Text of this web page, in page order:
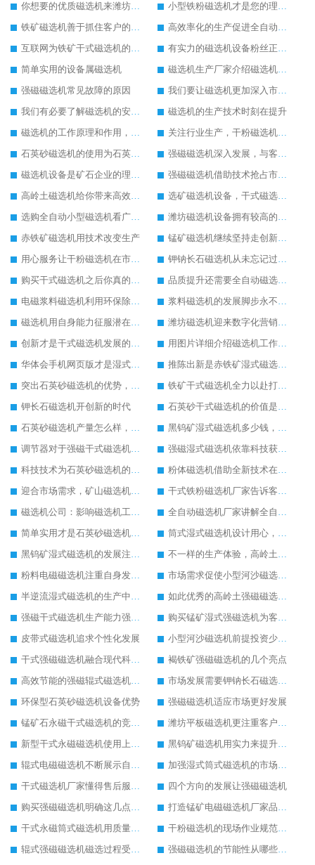
你想要的优质磁选机来潍坊找华体会手机网页版-华体会(中国)
小型铁粉磁选机才是您的理想设备
铁矿磁选机善于抓住客户的心里需求
高效率化的生产促进全自动磁选机的发展
互联网为铁矿干式磁选机的销售提供了便利
有实力的磁选机设备粉丝正在暴增
简单实用的设备属磁选机
磁选机生产厂家介绍磁选机的使用范围
强磁磁选机常见故障的原因
我们要让磁选机更加深入市场发展
我们有必要了解磁选机的安全技术操作方法
磁选机的生产技术时刻在提升
磁选机的工作原理和作用，磁选机是为企业奋斗的
关注行业生产，干粉磁选机更适合市场使用
石英砂磁选机的使用为石英砂除铁带来较好的发展
强磁磁选机深入发展，与客户共创美好明天
磁选机设备是矿石企业的理想设备
强磁磁选机借助技术抢占市场，强磁磁选机电话
高岭土磁选机给你带来高效率生产
选矿磁选机设备，干式磁选机未来发展怎么样
选购全自动小型磁选机看广告不如看实力
潍坊磁选机设备拥有较高的社会地位
赤铁矿磁选机用技术改变生产
锰矿磁选机继续坚持走创新之路
用心服务让干粉磁选机在市场中发展更好
钾钠长石磁选机从未忘记过坚持环保生产的任务
购买干式磁选机之后你真的做过保养工作吗
品质提升还需要全自动磁选机的自动化生产为主
电磁浆料磁选机利用环保除铁方式进行工作
浆料磁选机的发展脚步永不停歇
磁选机用自身能力征服潜在客户
潍坊磁选机迎来数字化营销时代
创新才是干式磁选机发展的关键
用图片详细介绍磁选机工作原理
华体会手机网页版才是湿式磁选机内在比较好的宣传
推陈出新是赤铁矿湿式磁选机发展的关键
突出石英砂磁选机的优势，让其生产更加方便
铁矿干式磁选机全力以赴打造销售巅峰
钾长石磁选机开创新的时代
石英砂干式磁选机的价值是不可估量的
石英砂磁选机产量怎么样，效果怎么样
黑钨矿湿式磁选机多少钱，生产厂家推荐
调节器对于强磁干式磁选机的重要性
强磁湿式磁选机依靠科技获得新发展
科技技术为石英砂磁选机的发展提供技术支持
粉体磁选机借助全新技术在市场中稳定发展
迎合市场需求，矿山磁选机才有更大发展空间
干式铁粉磁选机厂家告诉客户干式铁粉磁选机应该这样保养
磁选机公司：影响磁选机工作效率的因素
全自动磁选机厂家讲解全自动磁选机的工作
简单实用才是石英砂磁选机发展的核心
筒式湿式磁选机设计用心，果断买入
黑钨矿湿式磁选机的发展注重自身服务
不一样的生产体验，高岭土磁选机
粉料电磁磁选机注重自身发展追求好品质
市场需求促使小型河沙磁选机更好发展
半逆流湿式磁选机的生产中重点抓创新
如此优秀的高岭土强磁磁选机您确定不购买吗
强磁干式磁选机生产能力强留住更多客户
购买锰矿湿式强磁选机为客户带来效益
皮带式磁选机追求个性化发展
小型河沙磁选机前提投资少收益快
干式强磁磁选机融合现代科技生产技术
褐铁矿强磁磁选机的几个亮点
高效节能的强磁辊式磁选机生产更环保
市场发展需要钾钠长石磁选机的配合
环保型石英砂磁选机设备优势
强磁磁选机适应市场更好发展
锰矿石永磁干式磁选机的竞争在实力的对决上
潍坊平板磁选机更注重客户体验
新型干式永磁磁选机使用上的优势
黑钨矿磁选机用实力来提升自己能力
辊式电磁磁选机不断展示自己的生产特色
加强湿式筒式磁选机的市场发展能力
干式磁选机厂家懂得售后服务的重要性
四个方向的发展让强磁磁选机
购买强磁磁选机明确这几点才好出手
打造锰矿电磁磁选机厂家品牌影响力
干式永磁筒式磁选机用质量推动市场发展
干粉磁选机的现场作业规范应明确
辊式强磁磁选机磁选过程受哪三点关键因素的影响
强磁磁选机的节能性从哪些方面实现